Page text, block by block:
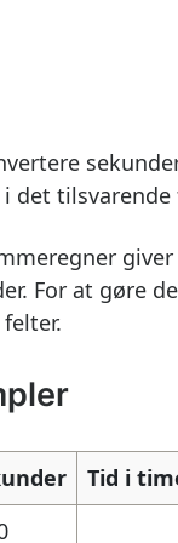
i det tilsvarende
For at gøre
Tid i